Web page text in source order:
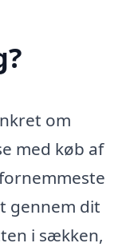
om
med køb af
gennem dit
i sækken,